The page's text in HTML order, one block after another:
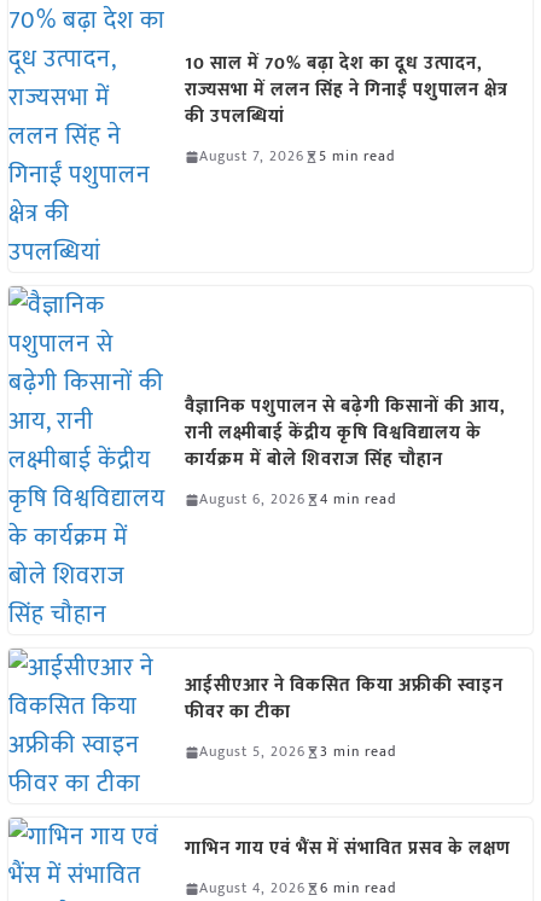
10 साल में 70% बढ़ा देश का दूध उत्पादन,
राज्यसभा में ललन सिंह ने गिनाईं पशुपालन क्षेत्र
की उपलब्धियां
August 7, 2026 5 min read
वैज्ञानिक पशुपालन से बढ़ेगी किसानों की आय,
रानी लक्ष्मीबाई केंद्रीय कृषि विश्वविद्यालय के
कार्यक्रम में बोले शिवराज सिंह चौहान
August 6, 2026 4 min read
आईसीएआर ने विकसित किया अफ्रीकी स्वाइन
फीवर का टीका
August 5, 2026 3 min read
गाभिन गाय एवं भैंस में संभावित प्रसव के लक्षण
August 4, 2026 6 min read